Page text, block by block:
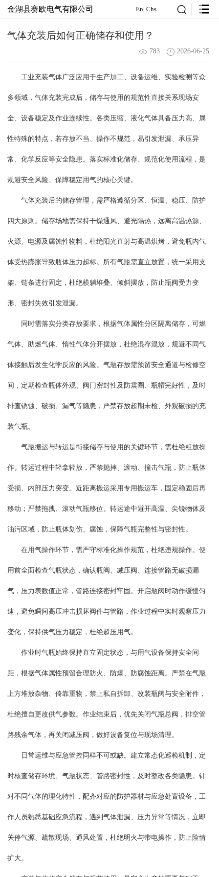
金湖县赛欧电气有限公司 En| Chs
气体充装后如何正确储存和使用？
783 2026-06-25
工业充装气体广泛应用于生产加工、设备运维、实验检测等众
多领域，气体充装完成后，储存与使用的规范性直接关系现场安
全、设备稳定及作业连续性。各类压缩、液化气体具备压力高、属
性特殊的特点，若存放不当、操作不规范，易引发泄漏、承压异
常、化学反应等安全隐患。落实标准化储存、规范化使用流程，是
规避安全风险、保障稳定用气的核心关键。
气体充装后的储存管理，需严格遵循分区、恒温、稳压、防护
四大原则。储存场地需保持干燥通风、避光隔热，远离高温热源、
火源、电源及腐蚀性物料，杜绝阳光直射与高温烘烤，避免瓶内气
体受热膨胀导致瓶体压力超标。所有气瓶需直立放置，统一采用支
架、链条进行固定，杜绝横躺堆叠、倾斜摆放，防止瓶阀受力变
形、密封失效引发泄漏。
同时需落实分类存放要求，根据气体属性分区隔离储存，可燃
气体、助燃气体、惰性气体分开摆放，杜绝混存混放，规避不同气
体接触后发生化学反应的风险。气瓶存放需预留安全通道与检修空
间，定期检查瓶体外观、阀门密封性及防震圈、瓶帽完好性，及时
排查锈蚀、破损、漏气等隐患，严禁存放超期未检、外观破损的充
装气瓶。
气瓶搬运与转运是衔接储存与使用的关键环节，需杜绝粗放操
作。转运过程中轻拿轻放，严禁抛摔、滚动、撞击气瓶，防止瓶体
受损、内部压力突变。近距离搬运采用专用搬运车，固定稳固后再
移动；严禁拖拽、滚动气瓶移位。转运途中避开高温、尖锐物体及
油污区域，防止瓶体划伤、腐蚀，保障气瓶完整性与密封性。
在用气操作环节，需严守标准化操作规范，杜绝违规操作。使
用前全面检查气瓶状态，确认瓶阀、减压阀、连接管路无破损漏
气，压力表数值正常，管路连接密封牢固。开启瓶阀时动作缓慢匀
速，避免瞬间高压冲击损坏阀件与管路，作业过程中实时观察压力
变化，保持供气压力稳定，杜绝超压用气。
作业时气瓶始终保持直立固定状态，与用气设备保持安全间
距，根据气体属性预留合理防火、防爆、防腐蚀距离。严禁在气瓶
上方堆放杂物、倚靠重物，禁止私自拆卸、改装瓶阀与安全附件，
杜绝擅自更改供气参数。作业结束后，优先关闭气瓶总阀，排空管
路残余气体，再关闭减压阀，做好设备复位与现场清理。
日常运维与应急管控同样不可或缺。建立常态化巡检机制，定
时核查储存环境、气瓶状态、管路密封性，及时整改各类隐患。针
对不同气体的理化特性，配齐对应的防护器材与应急处置设备，工
作人员熟悉基础应急流程，遇到气体泄漏、压力异常等情况，立即
关停气源、疏散现场、通风处置，杜绝明火与带电操作，防止险情
扩大。